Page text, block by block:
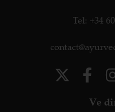
Tel: +34
Ve